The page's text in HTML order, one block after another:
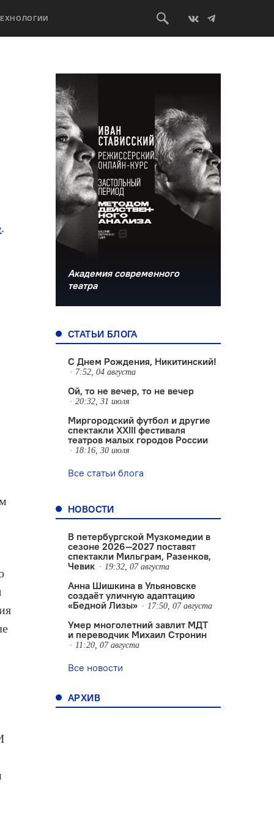
.
Академия современного
театра
СТАТЬИ БЛОГА
С Днем Рождения, Никитинский!
7:52, 04 августа
Ой, то не вечер, то не вечер
20:32, 31 июля
Миргородский футбол и другие
спектакли XXIII фестиваля
театров малых городов России
18:16, 30 июля
Все статьи блога
НОВОСТИ
В петербургской Музкомедии в
сезоне 2026—2027 поставят
спектакли Мильграм, Разенков,
Чевик
19:32, 07 августа
Анна Шишкина в Ульяновске
создаëт уличную адаптацию
«Бедной Лизы»
17:50, 07 августа
Умер многолетний завлит МДТ
и переводчик Михаил Стронин
11:20, 07 августа
Все новости
АРХИВ